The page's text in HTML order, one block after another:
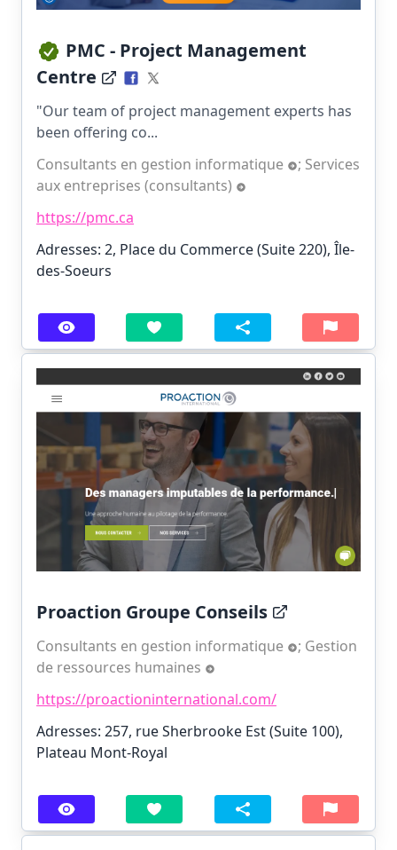
PMC - Project Management
Centre
"Our team of project management experts has
been offering co...
Consultants en gestion informatique
; Services
aux entreprises (consultants)
https://pmc.ca
Adresses: 2, Place du Commerce (Suite 220), Île-
des-Soeurs
Proaction Groupe Conseils
Consultants en gestion informatique ; Gestion
de ressources humaines
https://proactioninternational.com/
Adresses: 257, rue Sherbrooke Est (Suite 100),
Plateau Mont-Royal